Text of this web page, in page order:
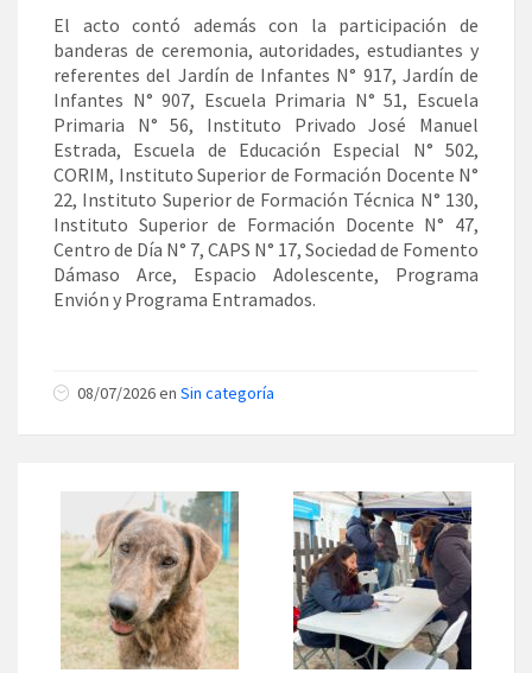
El acto contó además con la participación de
banderas de ceremonia, autoridades, estudiantes y
referentes del Jardín de Infantes N° 917, Jardín de
Infantes N° 907, Escuela Primaria N° 51, Escuela
Primaria N° 56, Instituto Privado José Manuel
Estrada, Escuela de Educación Especial N° 502,
CORIM, Instituto Superior de Formación Docente N°
22, Instituto Superior de Formación Técnica N° 130,
Instituto Superior de Formación Docente N° 47,
Centro de Día N° 7, CAPS N° 17, Sociedad de Fomento
Dámaso Arce, Espacio Adolescente, Programa
Envión y Programa Entramados.
08/07/2026 en Sin categoría